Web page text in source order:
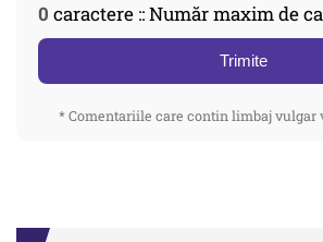
0 caractere :: Număr maxim de
Trimite
* Comentariile care contin limbaj vulgar